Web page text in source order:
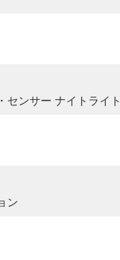
センサー ナイトライト
ン